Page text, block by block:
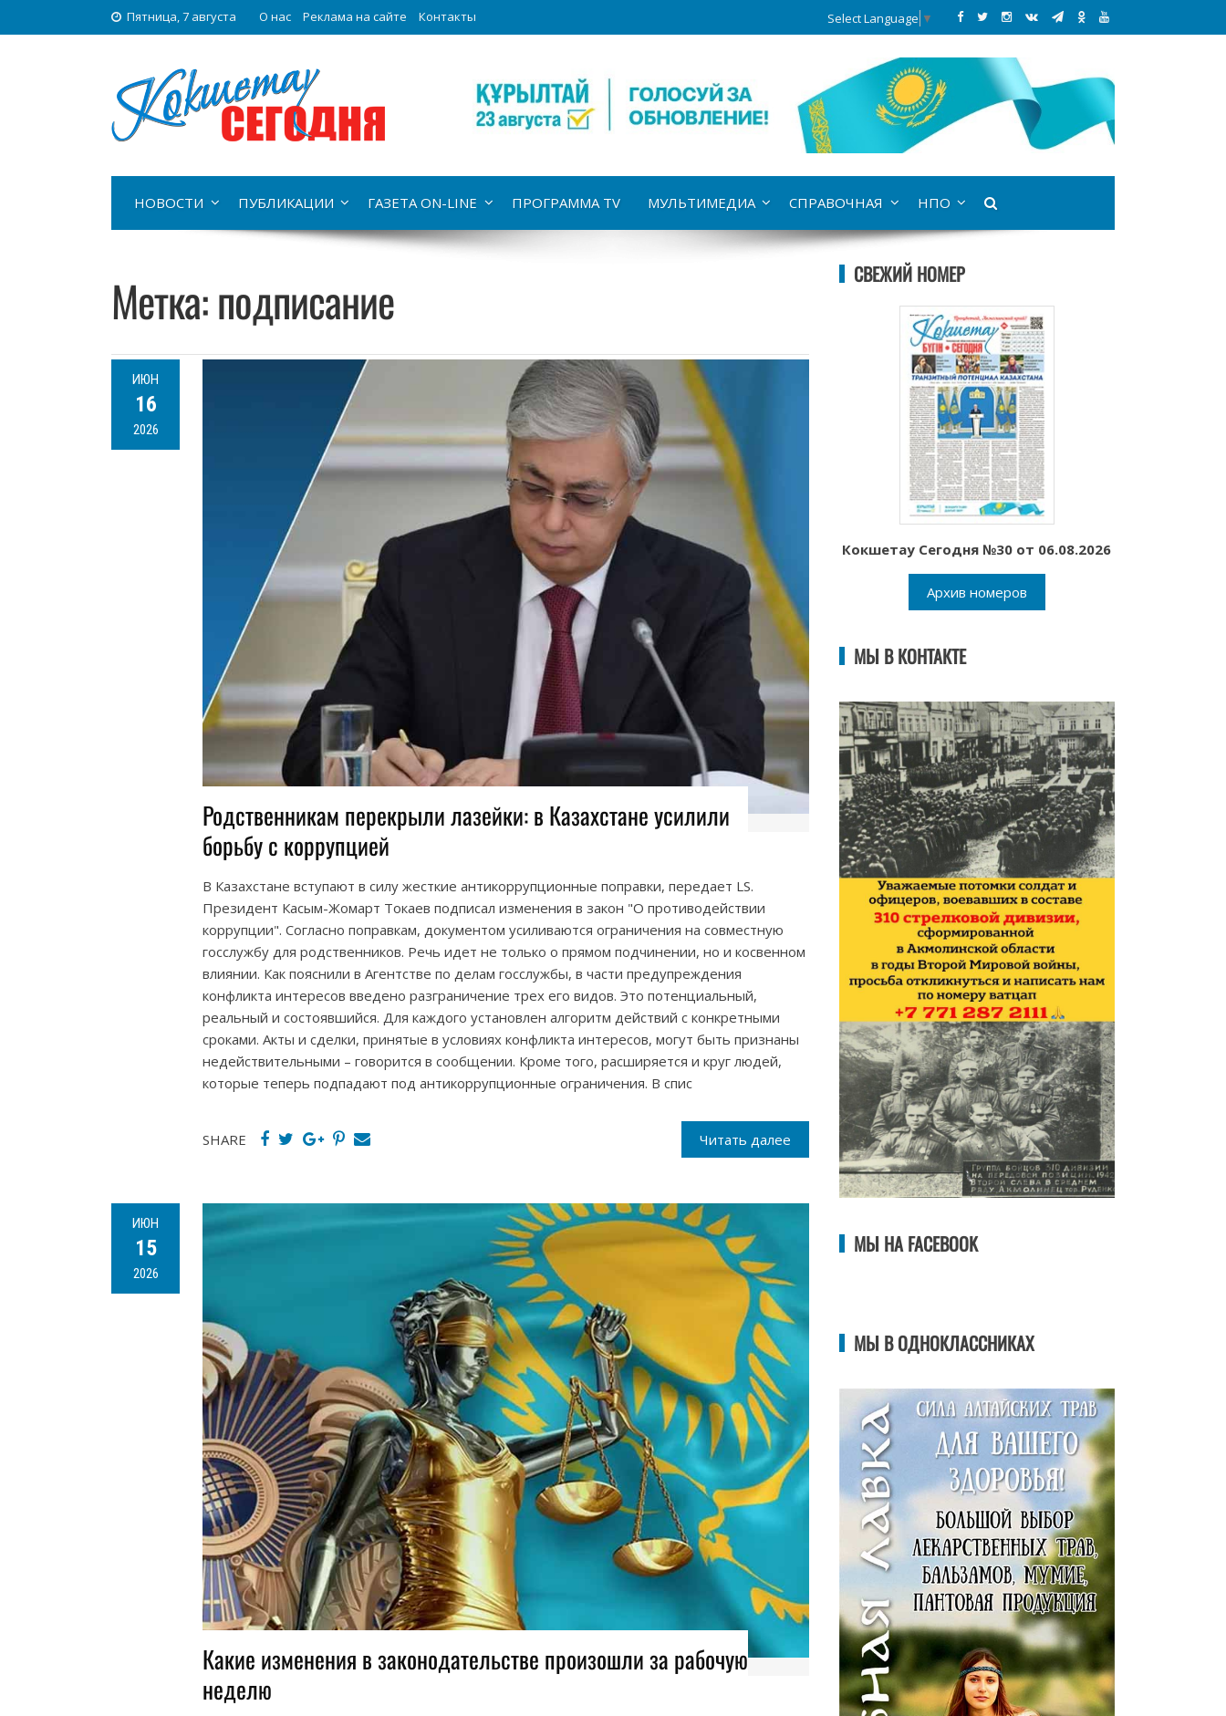
Пятница, 7 августа О нас Реклама на сайте Контакты Select Language ▼
НОВОСТИ ПУБЛИКАЦИИ ГАЗЕТА ON-LINE ПРОГРАММА TV МУЛЬТИМЕДИА СПРАВОЧНАЯ НПО
Метка:подписание
ИЮН
16
2026
Родственникам перекрыли лазейки: в Казахстане усилили
борьбу с коррупцией
В Казахстане вступают в силу жесткие антикоррупционные поправки, передает LS.
Президент Касым-Жомарт Токаев подписал изменения в закон "О противодействии
коррупции". Согласно поправкам, документом усиливаются ограничения на совместную
госслужбу для родственников. Речь идет не только о прямом подчинении, но и косвенном
влиянии. Как пояснили в Агентстве по делам госслужбы, в части предупреждения
конфликта интересов введено разграничение трех его видов. Это потенциальный,
реальный и состоявшийся. Для каждого установлен алгоритм действий с конкретными
сроками. Акты и сделки, принятые в условиях конфликта интересов, могут быть признаны
недействительными – говорится в сообщении. Кроме того, расширяется и круг людей,
которые теперь подпадают под антикоррупционные ограничения. В спис
Читать далее
SHARE
ИЮН
15
2026
Какие изменения в законодательстве произошли за рабочую
неделю
СВЕЖИЙ НОМЕР
Кокшетау Сегодня №30 от 06.08.2026
Архив номеров
МЫ В КОНТАКТЕ
МЫ НА FACEBOOK
МЫ В ОДНОКЛАССНИКАХ